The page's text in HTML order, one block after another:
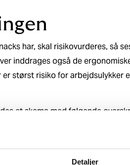
Detaljer
har, skal risikovurderes, så
inddrages også de
størst risiko for arbejdsulykker
et skema med følgende